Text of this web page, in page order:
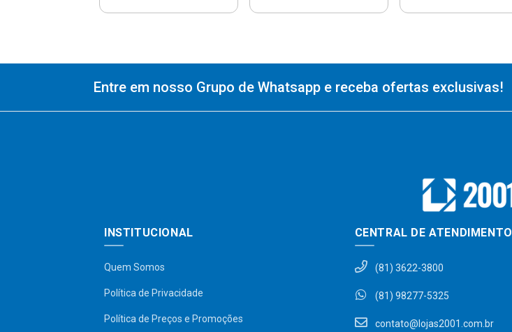
Entre em nosso Grupo de Whatsapp e receba ofertas exclusivas!
INSTITUCIONAL
Quem Somos
Política de Privacidade
Política de Preços e Promoções
CENTRAL DE ATENDIMENTO
(81) 3622-3800
(81) 98277-5325
contato@lojas2001.com.br